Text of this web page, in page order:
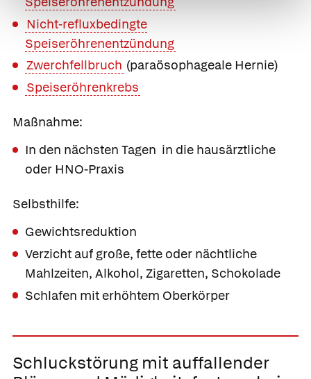
Nicht-refluxbedingte
Speiseröhrenentzündung
Zwerchfellbruch (paraösophageale Hernie)
Speiseröhrenkrebs
Maßnahme:
In den nächsten Tagen in die hausärztliche
oder HNO-Praxis
Selbsthilfe:
Gewichtsreduktion
Verzicht auf große, fette oder nächtliche
Mahlzeiten, Alkohol, Zigaretten, Schokolade
Schlafen mit erhöhtem Oberkörper
Schluckstörung mit auffallender